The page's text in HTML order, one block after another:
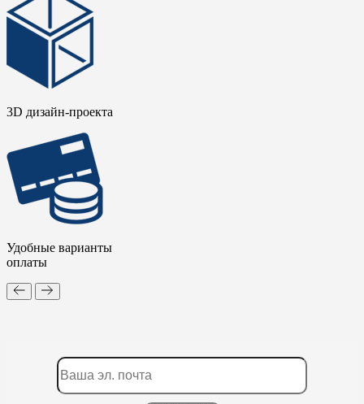
3D дизайн-проекта
Удобные варианты
оплаты